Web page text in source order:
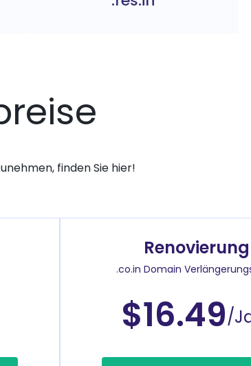
finden Sie hier!
Renovierung
.co.in Domain
$16.49/